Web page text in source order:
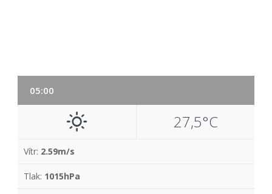
05:00
27,5°C
Vítr: 2.59m/s
Tlak: 1015hPa